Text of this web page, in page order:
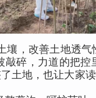
壤，改善土地透气
碎，力道的把控
土地，也让大家